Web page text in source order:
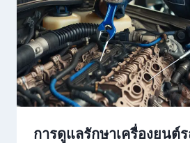
การดูแลรักษาเครื่องยนต์